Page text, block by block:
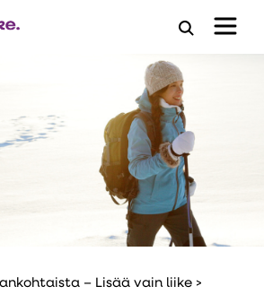
Avaa
– Lisää vain liike>